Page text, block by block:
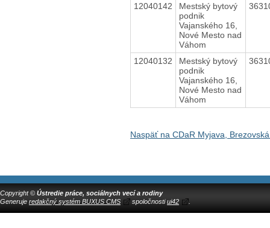
12040142
Mestský bytový
podnik
Vajanského 16,
Nové Mesto nad
Váhom
12040132
Mestský bytový
podnik
Vajanského 16,
Nové Mesto nad
Váhom
Naspäť na CDaR Myjava,
Copyright © Ústredie práce, sociálnych vecí a rodiny
Generuje redakčný systém BUXUS CMS spoločnostiui42